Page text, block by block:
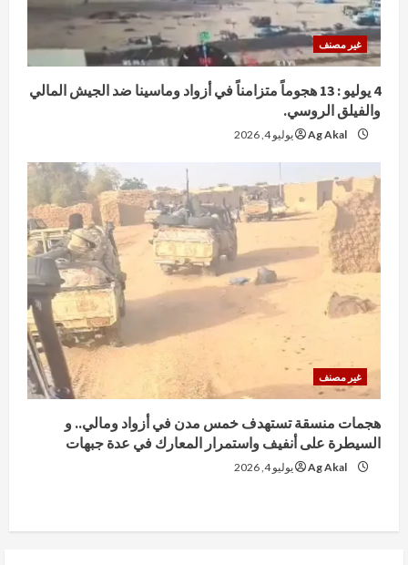
غير مصنف
4 يوليو : 13 هجوماً متزامناً في أزواد وماسينا ضد الجيش المالي
والفيلق الروسي.
Ag Akal يوليو 4, 2026
غير مصنف
هجمات منسقة تستهدف خمس مدن في أزواد ومالي.. و
السيطرة على أنفيف واستمرار المعارك في عدة جبهات
Ag Akal يوليو 4, 2026